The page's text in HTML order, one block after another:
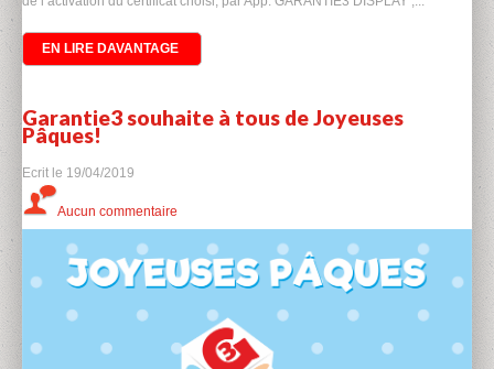
EN LIRE DAVANTAGE
Garantie3 souhaite à tous de Joyeuses
Pâques!
Ecrit le 19/04/2019
Aucun commentaire